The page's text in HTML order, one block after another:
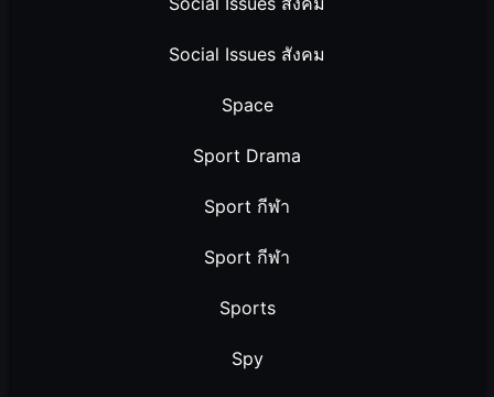
Social Issues สังคม
Space
Sport Drama
Sport กีฬา
Sport กีฬา
Sports
Spy